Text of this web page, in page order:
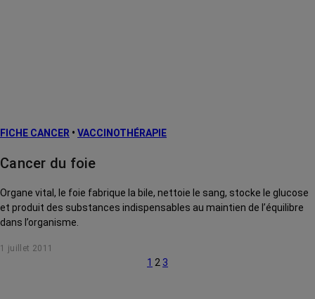
FICHE CANCER • VACCINOTHÉRAPIE
Cancer du foie
Organe vital, le foie fabrique la bile, nettoie le sang, stocke le glucose
et produit des substances indispensables au maintien de l’équilibre
dans l’organisme.
1 juillet 2011
1 2 3